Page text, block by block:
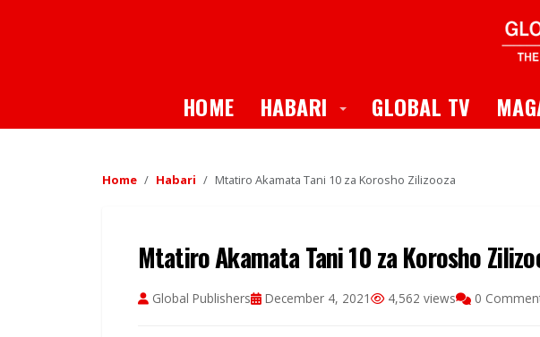
HOME HABARI Toggle Dropdown
GLOBAL TV
Home Habari Mtatiro Akamata Tani 10 za Korosho Zilizooza
Mtatiro Akamata Tani 10 za Korosho
Global Publishers December 4, 2021 4,562 views 0